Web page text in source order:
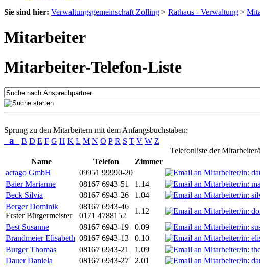
Sie sind hier: Verwaltungsgemeinschaft Zolling > Rathaus - Verwaltung >
Mitarbeiter
Mitarbeiter-Telefon-Liste
Sprung zu den Mitarbeitern mit dem Anfangsbuchstaben:
a B D E F G H K L M N O P R S T V W Z
Telefonliste der
Name
Telefon Zimmer
actago GmbH
09951 99990-20
Baier Marianne
08167 6943-51 1.14
Beck Silvia
08167 6943-26 1.04
Berger Dominik
Erster Bürgermeister
08167 6943-46
0171 4788152
1.12
Best Susanne
08167 6943-19 0.09
Brandmeier Elisabeth 08167 6943-13 0.10
Burger Thomas
08167 6943-21 1.09
Dauer Daniela
08167 6943-27 2.01